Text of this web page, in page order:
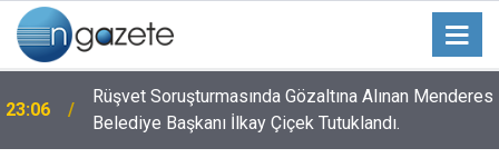
23:06
Rüşvet Soruşturmasında Gözaltına Alınan Menderes
Belediye Başkanı İlkay Çiçek Tutuklandı.